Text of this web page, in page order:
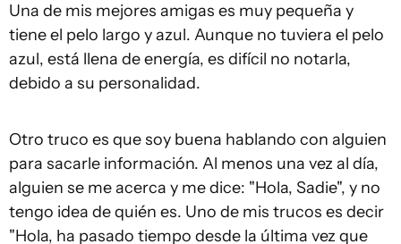
Una de mis mejores amigas es muy pequeña y
tiene el pelo largo y azul. Aunque no tuviera el pelo
azul, está llena de energía, es difícil no notarla,
debido a su personalidad.
Otro truco es que soy buena hablando con alguien
para sacarle información. Al menos una vez al día,
alguien se me acerca y me dice: "Hola, Sadie", y no
tengo idea de quién es. Uno de mis trucos es decir
"Hola, ha pasado tiempo desde la última vez que